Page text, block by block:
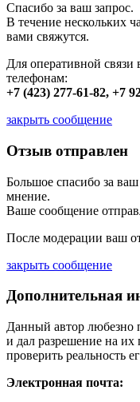
Спасибо за ваш запрос.
В течение нескольких
вами свяжутся.
Для оперативной
телефонам:
+7 (423) 277-61-82, +7
закрыть сообщение
Отзыв отправлен
Большое спасибо за
мнение.
Ваше сообщение
После модерации ваш
закрыть сообщение
Дополнительная
Данный автор любезно
и дал разрешение на
проверить реальность
Электронная почта: